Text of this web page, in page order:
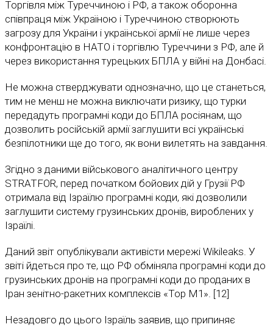
Торгівля між Туреччиною і РФ, а також оборонна
співпраця між Україною і Туреччиною створюють
загрозу для України і української армії не лише через
конфронтацію в НАТО і торгівлю Туреччини з РФ, але й
через використання турецьких БПЛА у війні на Донбасі.
Не можна стверджувати однозначно, що це станеться,
тим не менш не можна виключати ризику, що турки
передадуть програмні коди до БПЛА росіянам, що
дозволить російській армії заглушити всі українські
безпілотники ще до того, як вони вилетять на завдання.
Згідно з даними військового аналітичного центру
STRATFOR, перед початком бойових дій у Грузії РФ
отримала від Ізраїлю програмні коди, які дозволили
заглушити систему грузинських дронів, вироблених у
Ізраїлі.
Даний звіт опублікували активісти мережі Wikileaks. У
звіті йдеться про те, що РФ обміняла програмні коди до
грузинських дронів на програмні коди до проданих в
Іран зенітно-ракетних комплексів «Тор М1». [12]
Незадовго до цього Ізраїль заявив, що припиняє